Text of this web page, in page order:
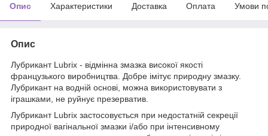
Опис Характеристики Доставка Оплата Умови
Опис
Лубрикант Lubrix - відмінна змазка високої якості
французького виробництва. Добре імітує природну змазку.
Лубрикант на водній основі, можна використовувати з
іграшками, не руйнує презерватив.
Лубрикант Lubrix застосовується при недостатній секреції
природної вагінальної змазки і/або при інтенсивному